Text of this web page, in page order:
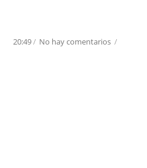
20:49/ No hay comentarios /